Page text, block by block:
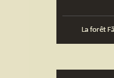
La forêt